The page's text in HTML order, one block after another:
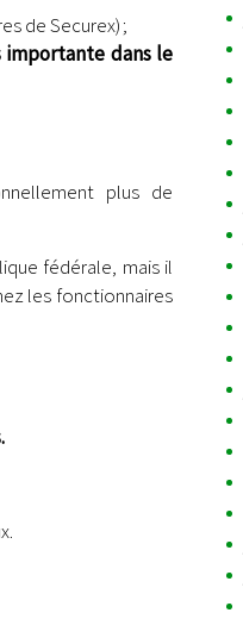
de Securex) ;
importante dans le
plus de
fédérale, mais il
les fonctionnaires